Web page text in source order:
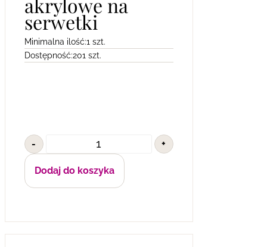
serwetki
Minimalna ilość:1 szt.
Dostępność:201 szt.
- +
Dodaj do koszyka